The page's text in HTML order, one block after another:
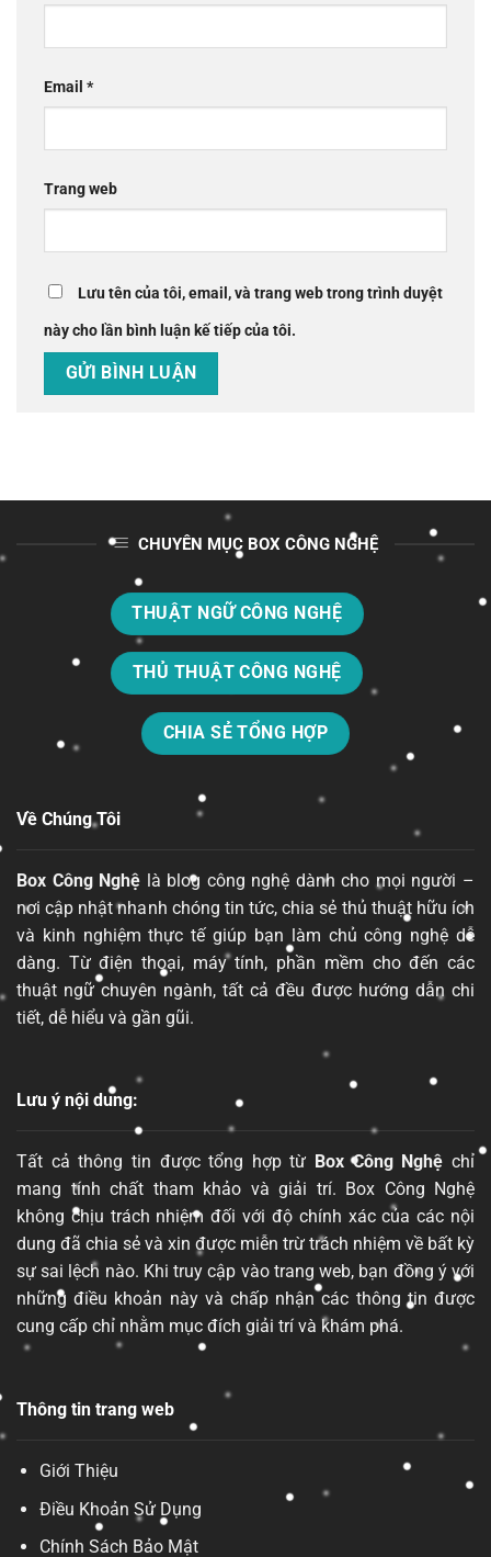
Email *
Trang web
Lưu tên của tôi, email, và trang web trong trình duyệt
này cho lần bình luận kế tiếp của tôi.
CHUYÊN MỤC BOX CÔNG NGHỆ
THUẬT NGỮ CÔNG NGHỆ
THỦ THUẬT CÔNG NGHỆ
CHIA SẺ TỔNG HỢP
Về Chúng Tôi
Box Công Nghệ là blog công nghệ dành cho mọi người –
nơi cập nhật nhanh chóng tin tức, chia sẻ thủ thuật hữu ích
và kinh nghiệm thực tế giúp bạn làm chủ công nghệ dễ
dàng. Từ điện thoại, máy tính, phần mềm cho đến các
thuật ngữ chuyên ngành, tất cả đều được hướng dẫn chi
tiết, dễ hiểu và gần gũi.
Lưu ý nội dung:
Tất cả thông tin được tổng hợp từ Box Công Nghệ chỉ
mang tính chất tham khảo và giải trí. Box Công Nghệ
không chịu trách nhiệm đối với độ chính xác của các nội
dung đã chia sẻ và xin được miễn trừ trách nhiệm về bất kỳ
sự sai lệch nào. Khi truy cập vào trang web, bạn đồng ý với
những điều khoản này và chấp nhận các thông tin được
cung cấp chỉ nhằm mục đích giải trí và khám phá.
Thông tin trang web
Giới Thiệu
Điều Khoản Sử Dụng
Chính Sách Bảo Mật